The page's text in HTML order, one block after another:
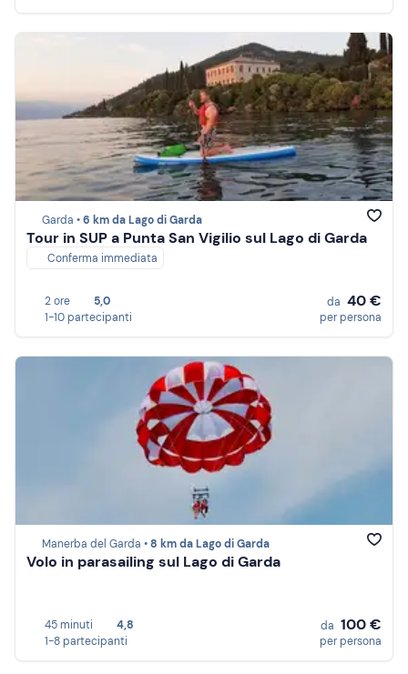
Garda •6 km da Lago di Garda
Tour in SUP a Punta San Vigilio sul Lago di Garda
Conferma immediata
2 ore
5,0
1-10 partecipanti
da 40 €
per persona
Manerba del Garda •8 km da Lago di Garda
Volo in parasailing sul Lago di Garda
45 minuti
4,8
1-8 partecipanti
da 100 €
per persona